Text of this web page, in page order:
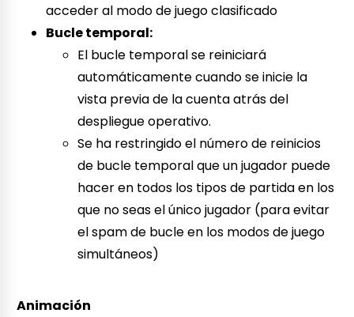
acceder al modo de juego clasificado
Bucle temporal:
El bucle temporal se reiniciará
automáticamente cuando se inicie la
vista previa de la cuenta atrás del
despliegue operativo.
Se ha restringido el número de reinicios
de bucle temporal que un jugador puede
hacer en todos los tipos de partida en los
que no seas el único jugador (para evitar
el spam de bucle en los modos de juego
simultáneos)
Animación